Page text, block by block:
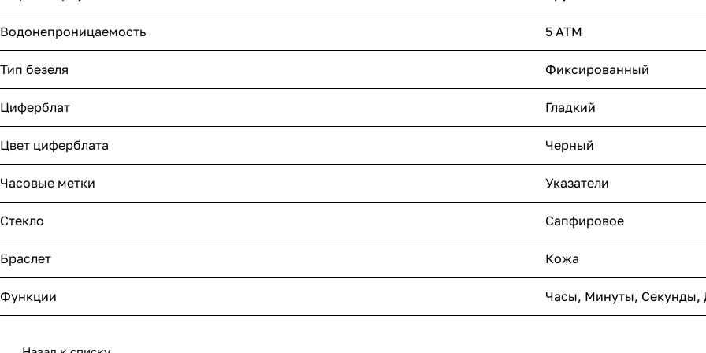
Водонепроницаемость 5 ATM
Тип безеля Фиксированный
Циферблат Гладкий
Цвет циферблата Черный
Часовые метки Указатели
Стекло Сапфировое
Браслет Кожа
Функции Часы, Минуты, Секунды,